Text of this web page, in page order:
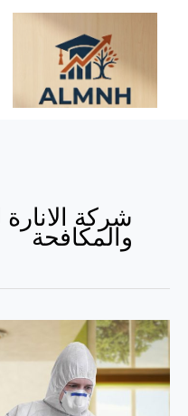
تخطي
شركة
والمكافحة
شركة
الانارة
للتنظيف
والمكافحة